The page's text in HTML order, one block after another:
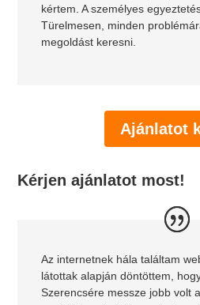
kértem. A személyes
Türelmesen, minden
megoldást keresni.
Ajánlatot
Kérjen ajánlatot most!
Az internetnek hála találtam
látottak alapján döntöttem,
Szerencsére messze jobb volt